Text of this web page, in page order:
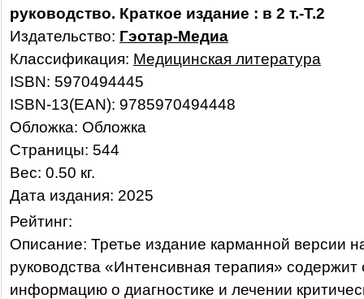
руководство. Краткое издание : в 2 т.-Т.2
Издательство: Гэотар-Медиа
Классификация: Медицинская литература
ISBN: 5970494445
ISBN-13(EAN): 9785970494448
Обложка: Обложка
Страницы: 544
Вес: 0.50 кг.
Дата издания: 2025
Рейтинг:
Описание: Третье издание карманной версии
руководства «Интенсивная терапия»
информацию о диагностике и лечении